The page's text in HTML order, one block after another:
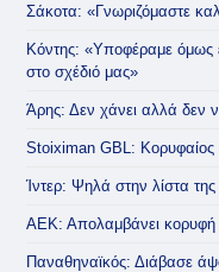
Σάκοτα: «Γνωριζόμαστε
Κόντης: «Υποφέραμε όμως
στο σχέδιό μας»
Άρης: Δεν χάνει αλλά δεν
Stoiximan GBL: Κορυφαίος
Ίντερ: Ψηλά στην λίστα
ΑΕΚ: Απολαμβάνει κορυφή
Παναθηναϊκός: Διάβασε